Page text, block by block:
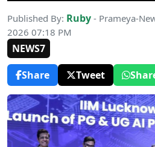
Published By: Ruby - Prameya-
2026 07:18 PM
NEWS7
Share
Tweet